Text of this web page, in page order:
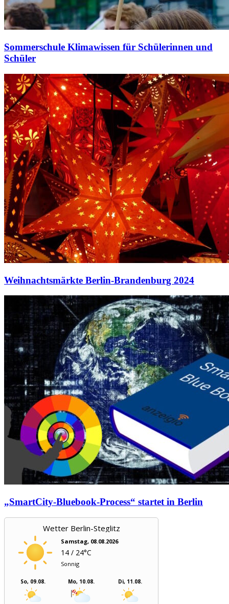
Sommerschule Klimawissen für Schülerinnen und
Schüler
Weihnachtsmärkte Berlin-Brandenburg 2024
„SmartCity-Bluebook-Process“ startet in Berlin
Wetter Berlin-Steglitz
Samstag, 08.08.2026
14 / 24°C
Sonnig
So, 09.08. Mo, 10.08. Di, 11.08.